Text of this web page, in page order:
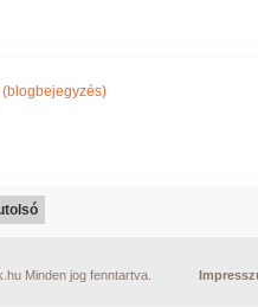
(blogbejegyzés)
Minden jog fenntartva.